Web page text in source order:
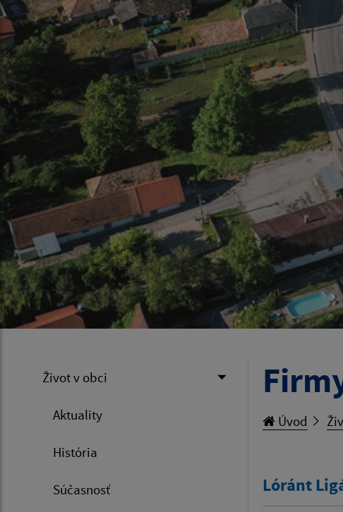
Život v obci
Aktuality
História
Súčasnosť
Úvod
Lóránt